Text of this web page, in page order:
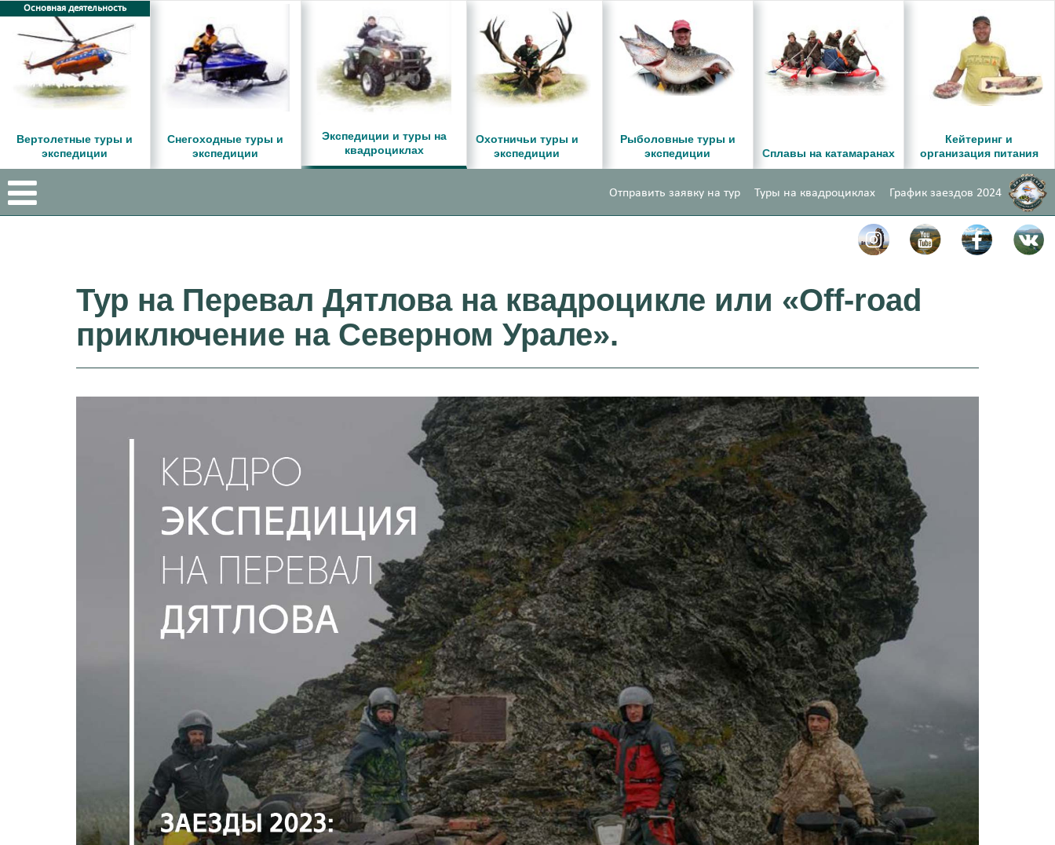
Основная деятельность
Вертолетные туры и
экспедиции
Снегоходные туры и
экспедиции
Экспедиции и туры на
квадроциклах
Охотничьи туры и
экспедиции
Рыболовные туры и
экспедиции
Сплавы на катамаранах
Кейтеринг и
организация питания
Отправить заявку на тур Туры на квадроциклах График заездов 2024
Тур на Перевал Дятлова на квадроцикле или «Off-road
приключение на Северном Урале».